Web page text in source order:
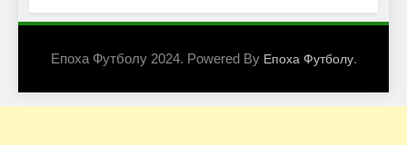
Епоха Футболу 2024. Powered By Епоха Футболу.